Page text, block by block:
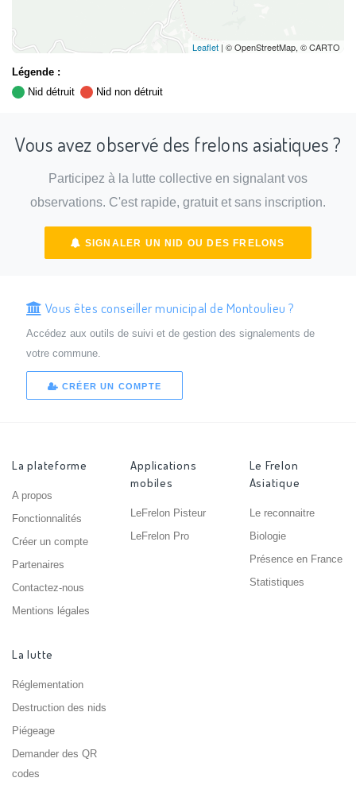
Leaflet | © OpenStreetMap, © CARTO
Légende :
Nid détruit
Nid non détruit
Vous avez observé des frelons asiatiques ?
Participez à la lutte collective en signalant vos
observations. C'est rapide, gratuit et sans inscription.
SIGNALER UN NID OU DES FRELONS
Vous êtes conseiller municipal de Montoulieu ?
Accédez aux outils de suivi et de gestion des signalements de
votre commune.
CRÉER UN COMPTE
La plateforme
A propos
Fonctionnalités
Créer un compte
Partenaires
Contactez-nous
Mentions légales
Applications
mobiles
LeFrelon Pisteur
LeFrelon Pro
Le Frelon
Asiatique
Le reconnaitre
Biologie
Présence en France
Statistiques
La lutte
Réglementation
Destruction des nids
Piégeage
Demander des QR
codes